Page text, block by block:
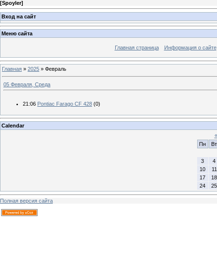
[Spoyler]
Вход на сайт
Меню сайта
Главная страница Информация о сайте
Главная » 2025 » Февраль
05 Февраля, Среда
21:06 Pontiac Farago CF 428 (0)
Calendar
«
Пн
Вт
3
4
10
11
17
18
24
25
Полная версия сайта